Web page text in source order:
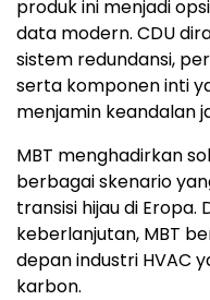
produk ini menjadi
data modern. CDU
sistem redundansi,
serta komponen inti
menjamin keandalan
MBT menghadirkan
berbagai skenario
transisi hijau di Eropa.
keberlanjutan, MBT
depan industri HVAC
karbon.